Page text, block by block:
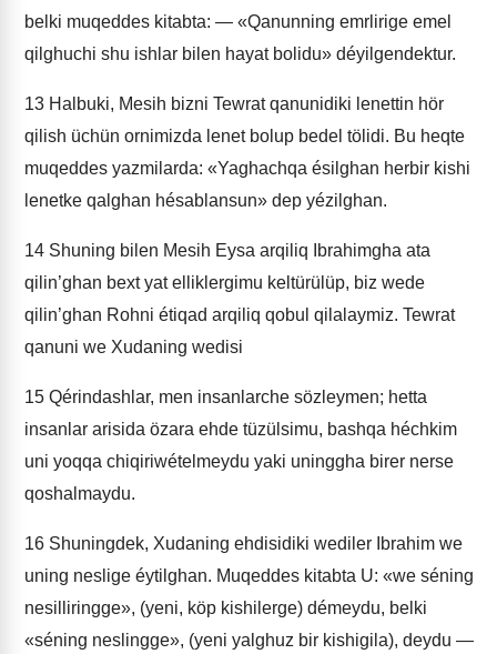
belki muqeddes kitabta: — «Qanunning emrlirige emel
qilghuchi shu ishlar bilen hayat bolidu» déyilgendektur.
13 Halbuki, Mesih bizni Tewrat qanunidiki lenettin hör
qilish üchün ornimizda lenet bolup bedel tölidi. Bu heqte
muqeddes yazmilarda: «Yaghachqa ésilghan herbir kishi
lenetke qalghan hésablansun» dep yézilghan.
14 Shuning bilen Mesih Eysa arqiliq Ibrahimgha ata
qilin’ghan bext yat elliklergimu keltürülüp, biz wede
qilin’ghan Rohni étiqad arqiliq qobul qilalaymiz. Tewrat
qanuni we Xudaning wedisi
15 Qérindashlar, men insanlarche sözleymen; hetta
insanlar arisida özara ehde tüzülsimu, bashqa héchkim
uni yoqqa chiqiriwételmeydu yaki uninggha birer nerse
qoshalmaydu.
16 Shuningdek, Xudaning ehdisidiki wediler Ibrahim we
uning neslige éytilghan. Muqeddes kitabta U: «we séning
nesilliringge», (yeni, köp kishilerge) démeydu, belki
«séning neslingge», (yeni yalghuz bir kishigila), deydu —